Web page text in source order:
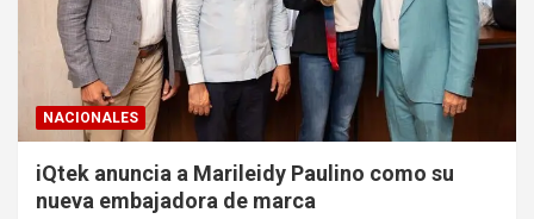
NACIONALES
iQtek anuncia a Marileidy Paulino como su
nueva embajadora de marca